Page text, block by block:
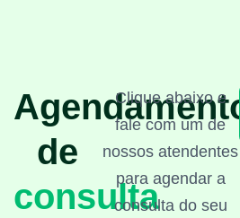
Agendamento
de
consulta
Clique abaixo e
fale com um de
nossos atendentes
para agendar a
consulta do seu